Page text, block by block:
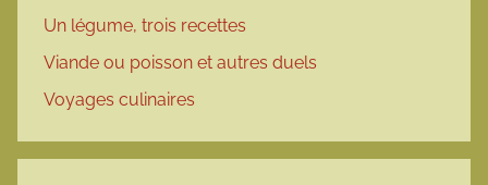
Un légume, trois recettes
Viande ou poisson et autres duels
Voyages culinaires